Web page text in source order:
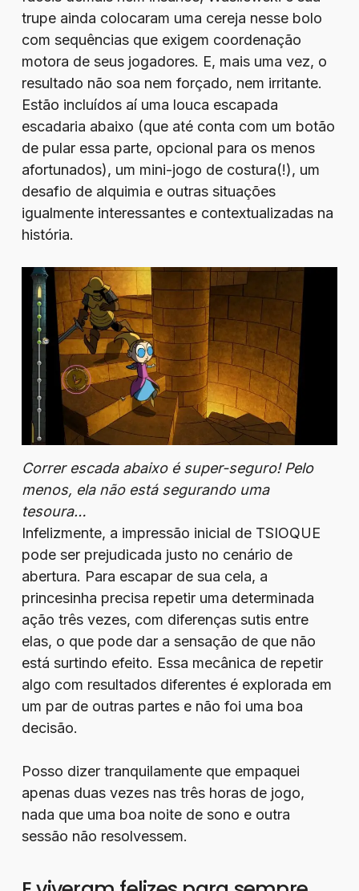
trupe ainda colocaram uma cereja nesse bolo
com sequências que exigem coordenação
motora de seus jogadores. E, mais uma vez, o
resultado não soa nem forçado, nem irritante.
Estão incluídos aí uma louca escapada
escadaria abaixo (que até conta com um botão
de pular essa parte, opcional para os menos
afortunados), um mini-jogo de costura(!), um
desafio de alquimia e outras situações
igualmente interessantes e contextualizadas na
história.
Correr escada abaixo é super-seguro! Pelo
menos, ela não está segurando uma
tesoura…
Infelizmente, a impressão inicial de TSIOQUE
pode ser prejudicada justo no cenário de
abertura. Para escapar de sua cela, a
princesinha precisa repetir uma determinada
ação três vezes, com diferenças sutis entre
elas, o que pode dar a sensação de que não
está surtindo efeito. Essa mecânica de repetir
algo com resultados diferentes é explorada em
um par de outras partes e não foi uma boa
decisão.
Posso dizer tranquilamente que empaquei
apenas duas vezes nas três horas de jogo,
nada que uma boa noite de sono e outra
sessão não resolvessem.